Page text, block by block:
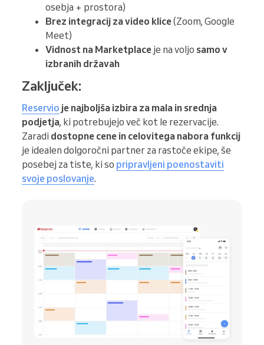
osebja + prostora)
Brez integracij za video klice(Zoom, Google
Meet)
Vidnost na Marketplace je na voljo samo v
izbranih državah
Zaključek:
Reservio je najboljša izbira za mala in srednja
podjetja, ki potrebujejo več kot le rezervacije.
Zaradi dostopne cene in celovitega nabora funkcij
je idealen dolgoročni partner za rastoče ekipe, še
posebej za tiste, ki so pripravljeni poenostaviti
svoje poslovanje.